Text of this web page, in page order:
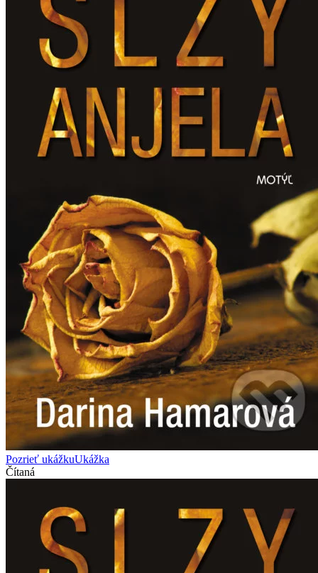
Pozrieť ukážkuUkážka
Čítaná